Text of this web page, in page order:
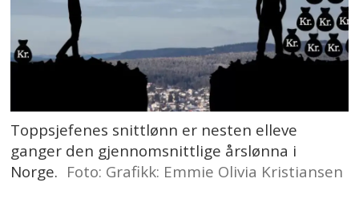
Toppsjefenes snittlønn er nesten elleve
ganger den gjennomsnittlige årslønna i
Norge. Foto: Grafikk: Emmie Olivia Kristiansen